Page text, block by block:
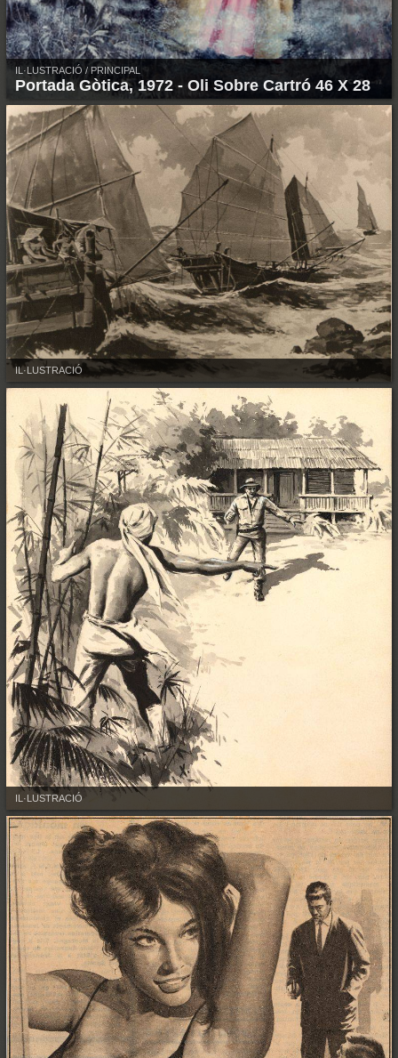
IL·LUSTRACIÓ / PRINCIPAL
Portada Gòtica, 1972 - Oli Sobre Cartró 46 X 28
IL·LUSTRACIÓ
IL·LUSTRACIÓ